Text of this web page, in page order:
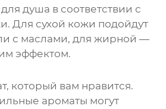
для душа в соответствии с
Для сухой кожи подойдут
с маслами, для жирной —
эффектом.
который вам нравится.
ароматы могут